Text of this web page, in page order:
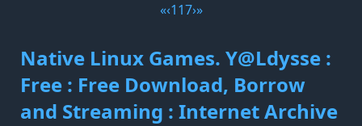
«‹117›»
Native Linux Games. Y@Ldysse :
Free : Free Download, Borrow
and Streaming : Internet Archive